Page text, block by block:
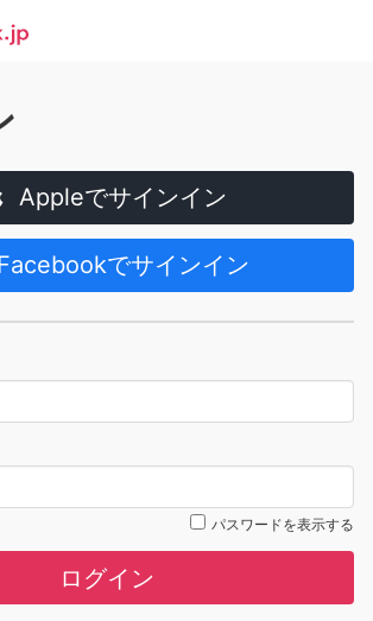
Appleでサインイン
でサインイン
パスワードを表示する
ログイン